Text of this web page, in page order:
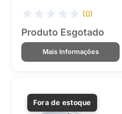
(0)
Produto Esgotado
Mais Informações
Fora de estoque